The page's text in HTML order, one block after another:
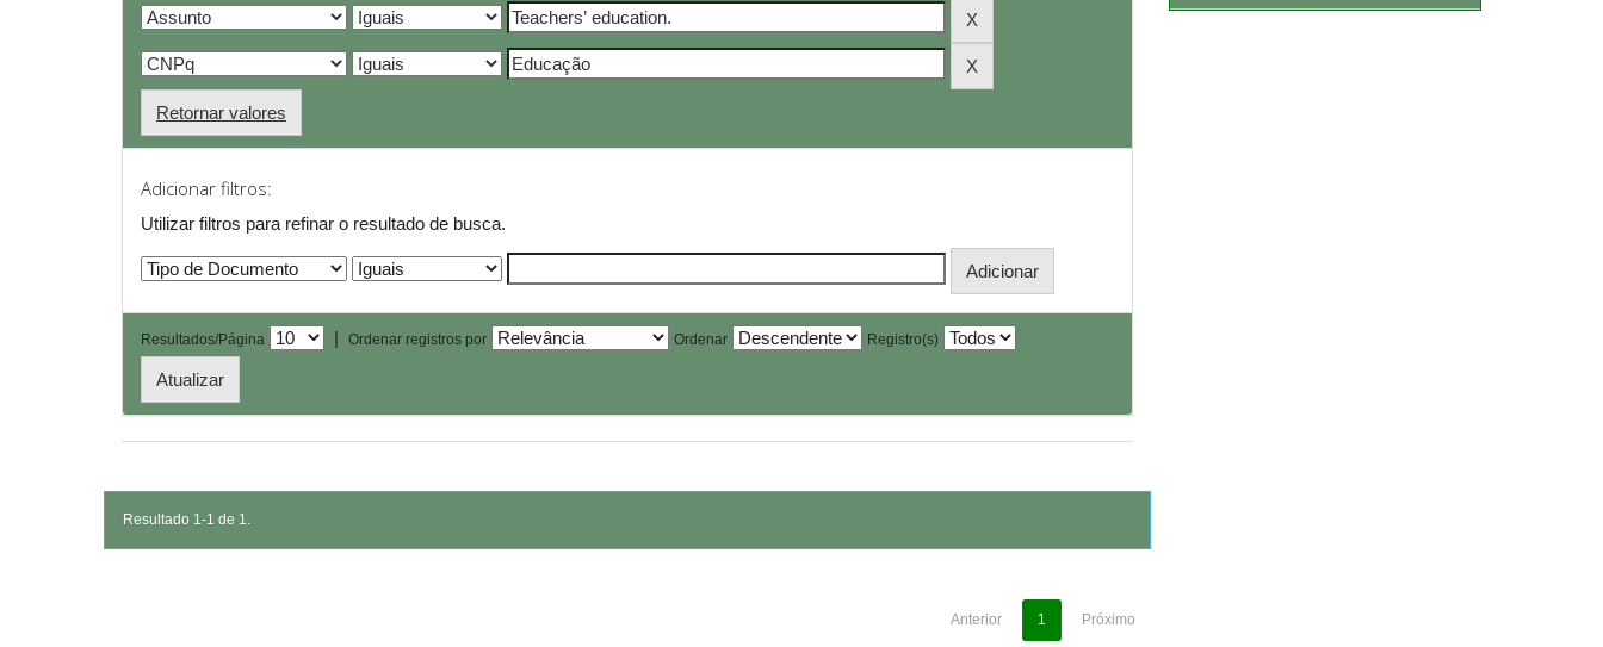
Retornar valores
Adicionar filtros:
Utilizar filtros para refinar o resultado de busca.
Resultados/Página | Ordenar registros por Ordenar Registro(s)
Resultado 1-1 de 1.
Anterior 1 Próximo